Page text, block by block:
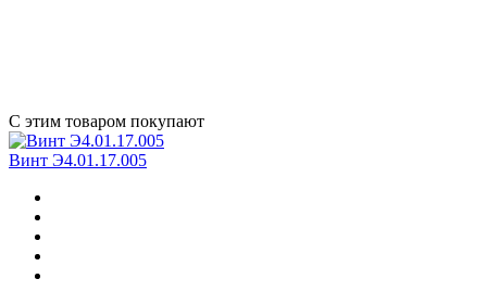
С этим товаром покупают
Винт Э4.01.17.005